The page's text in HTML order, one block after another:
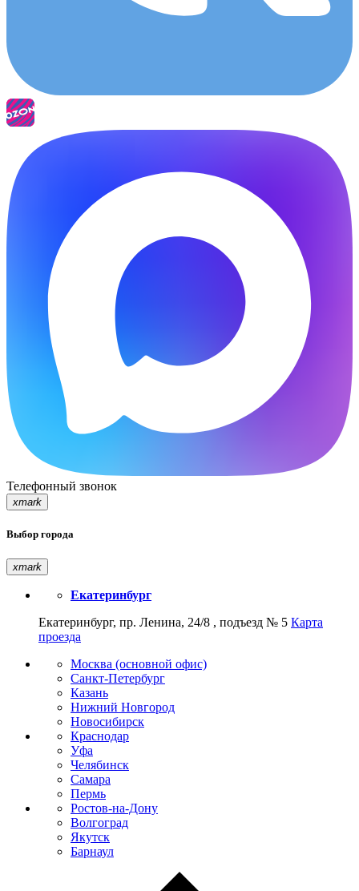
Телефонный звонок
xmark
Выбор города
xmark
Екатеринбург
Екатеринбург, пр. Ленина, 24/8 , подъезд № 5 Карта
проезда
Москва (основной офис)
Санкт-Петербург
Казань
Нижний Новгород
Новосибирск
Краснодар
Уфа
Челябинск
Самара
Пермь
Ростов-на-Дону
Волгоград
Якутск
Барнаул